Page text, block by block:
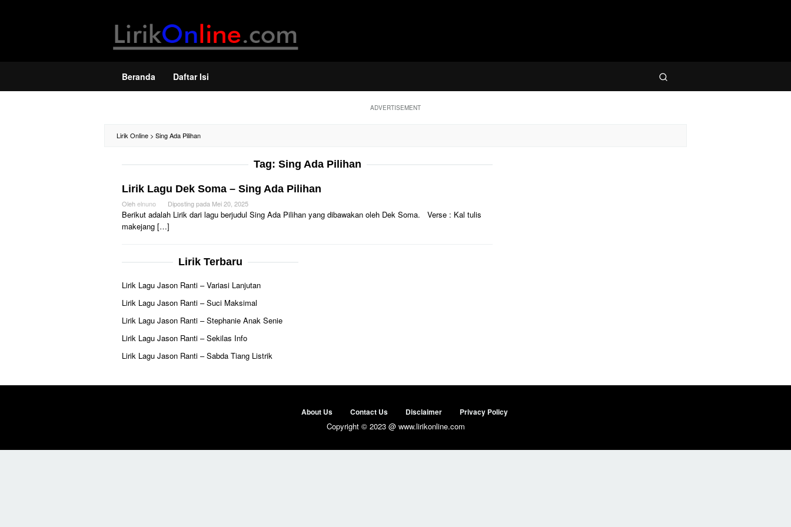
Beranda Daftar Isi
ADVERTISEMENT
Lirik Online > Sing Ada Pilihan
Tag: Sing Ada Pilihan
Lirik Lagu Dek Soma – Sing Ada Pilihan
Olehelnuno Diposting pada Mei 20, 2025
Berikut adalah Lirik dari lagu berjudul Sing Ada Pilihan yang dibawakan oleh Dek Soma. Verse : Kal tulis
makejang […]
Lirik Terbaru
Lirik Lagu Jason Ranti – Variasi Lanjutan
Lirik Lagu Jason Ranti – Suci Maksimal
Lirik Lagu Jason Ranti – Stephanie Anak Senie
Lirik Lagu Jason Ranti – Sekilas Info
Lirik Lagu Jason Ranti – Sabda Tiang Listrik
About Us Contact Us Disclaimer Privacy Policy
Copyright © 2023 @ www.lirikonline.com